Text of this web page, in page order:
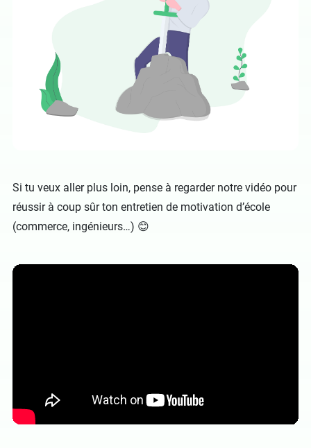
Si tu veux aller plus loin, pense à regarder notre vidéo pour
réussir à coup sûr ton entretien de motivation d’école
(commerce, ingénieurs…) 😊